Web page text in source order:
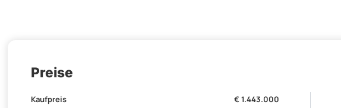
Preise
Kaufpreis € 1.443.000